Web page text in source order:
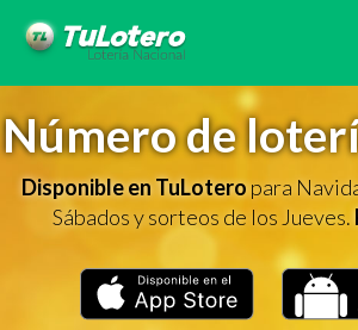
Número de
Disponible en TuLoteropara
Sábados y sorteos de los Jueves.